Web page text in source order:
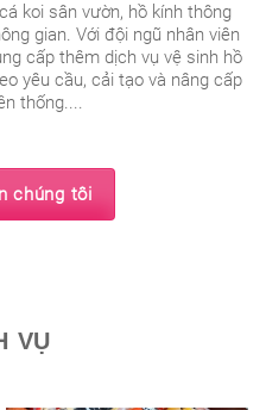
koi sân vườn, hồ kính thông
gian. Với đội ngũ nhân viên
cấp thêm dịch vụ vệ sinh hồ
yêu cầu, cải tạo và nâng cấp
thống....
chúng tôi
VỤ